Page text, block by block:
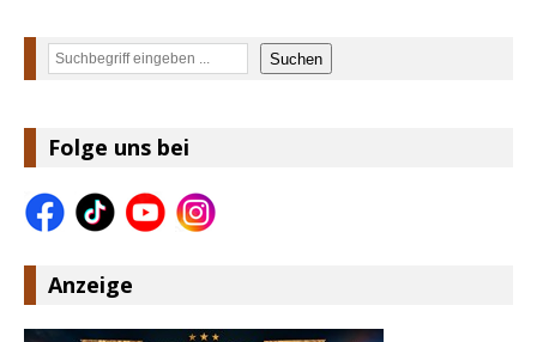
Suchen Suchen
Folge uns bei
Anzeige